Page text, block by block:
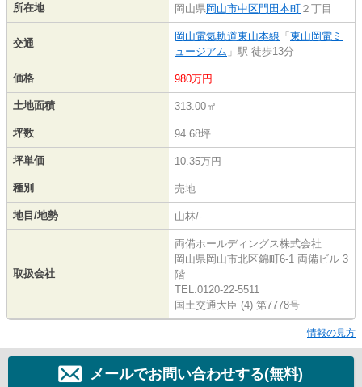
所在地 岡山県岡山市中区門田本町 ２丁目
交通
岡山電気軌道東山本線 「東山岡電ミ
ュージアム 」駅 徒歩13分
価格 980万円
土地面積 313.00㎡
坪数 94.68坪
坪単価 10.35万円
種別 売地
地目/地勢 山林/-
取扱会社
両備ホールディングス株式会社
岡山県岡山市北区錦町6-1 両備ビル 3
階
TEL:0120-22-5511
国土交通大臣 (4) 第7778号
情報の見方
メールでお問い合わせする(無料)